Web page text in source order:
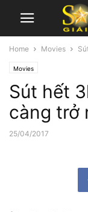
Home Movies
Movies
Sút hết
càng trở
25/04/2017